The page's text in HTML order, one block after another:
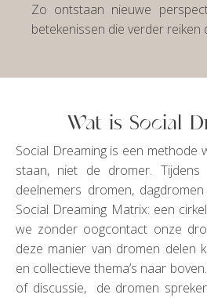
Zo ontstaan nieuwe
betekenissen die verder reiken
Wat is Social
Social Dreaming is een methode
staan, niet de dromer. Tijdens
deelnemers dromen,
Social Dreaming Matrix: een
we zonder oogcontact onze
deze manier van dromen delen
en collectieve thema’s naar
of discussie, de dromen